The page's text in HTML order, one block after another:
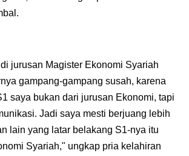
jurusan Magister Ekonomi Syariah
gampang-gampang susah, karena
saya bukan dari jurusan Ekonomi, tapi
Jadi saya mesti berjuang lebih
lain yang latar belakang S1-nya itu
Syariah," ungkap pria kelahiran